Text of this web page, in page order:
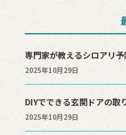
専門家が教えるシロアリ
2025年10月29日
DIYでできる玄関ドアの取
2025年10月29日